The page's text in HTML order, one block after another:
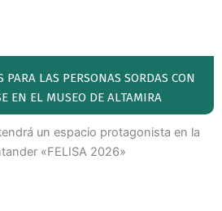
PARA LAS PERSONAS SORDAS CON
EN EL MUSEO DE ALTAMIRA